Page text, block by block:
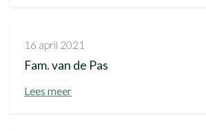
16 april 2021
Fam. van de Pas
Lees meer